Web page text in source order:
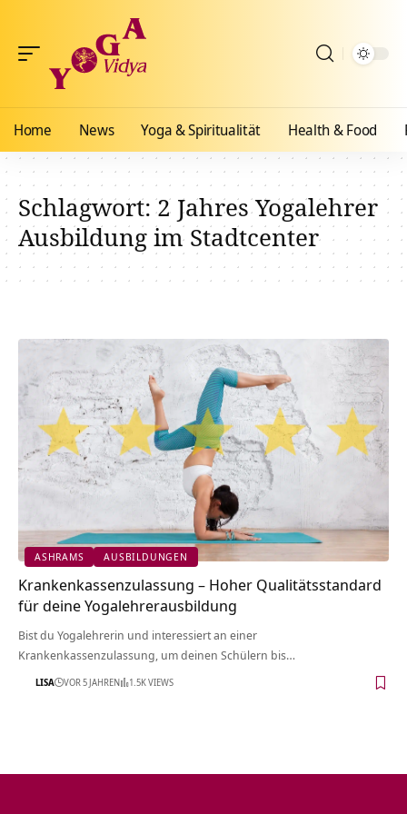
Home News Yoga & Spiritualität Health & Food
Schlagwort:2 Jahres Yogalehrer
Ausbildung im Stadtcenter
ASHRAMS AUSBILDUNGEN
Krankenkassenzulassung – Hoher Qualitätsstandard
für deine Yogalehrerausbildung
Bist du Yogalehrerin und interessiert an einer
Krankenkassenzulassung, um deinen Schülern bis…
LISA VOR 5 JAHREN 1.5K VIEWS